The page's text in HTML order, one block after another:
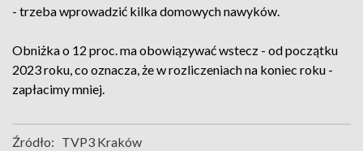
- trzeba wprowadzić kilka domowych nawyków.
Obniżka o 12 proc. ma obowiązywać wstecz - od początku
2023 roku, co oznacza, że w rozliczeniach na koniec roku -
zapłacimy mniej.
Źródło: TVP3 Kraków